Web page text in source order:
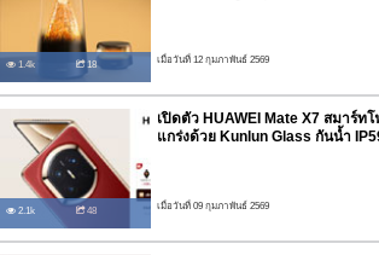
1.4k 18 เมื่อวันที่ 12 กุมภาพันธ์ 2569
2.1k 48
เปิดตัว HUAWEI Mate X7 สมาร์ท
แกร่งด้วย Kunlun Glass กันน้ำ
เมื่อวันที่ 09 กุมภาพันธ์ 2569